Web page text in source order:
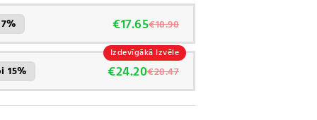
€17.65€18.98
Izdevīgākā Izvēle
15% €24.20€28.47